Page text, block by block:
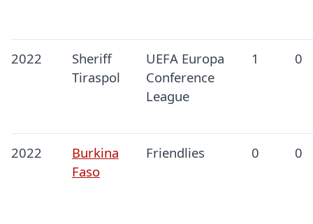
2022
Sheriff
Tiraspol
UEFA Europa
Conference
League
1 0
2022
Burkina
Faso
Friendlies 0 0